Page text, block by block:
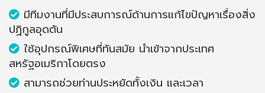
มีทีมงานที่มีประสบการณ์ด้านการแก้ไขปัญหาเรื่องสิ่ง
ปฏิกูลอุดตัน
ใช้อุปกรณ์พิเศษที่ทันสมัย นำเข้าจากประเทศ
สหรัฐอเมริกาโดยตรง
สามารถช่วยท่านประหยัดทั้งเงิน และเวลา